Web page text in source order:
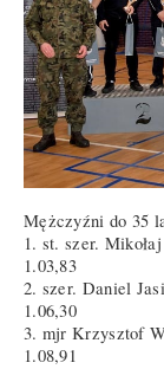
Mężczyźni do 35
1. st. szer.
1.03,83
2. szer. Daniel
1.06,30
3. mjr Krzysztof
1.08,91